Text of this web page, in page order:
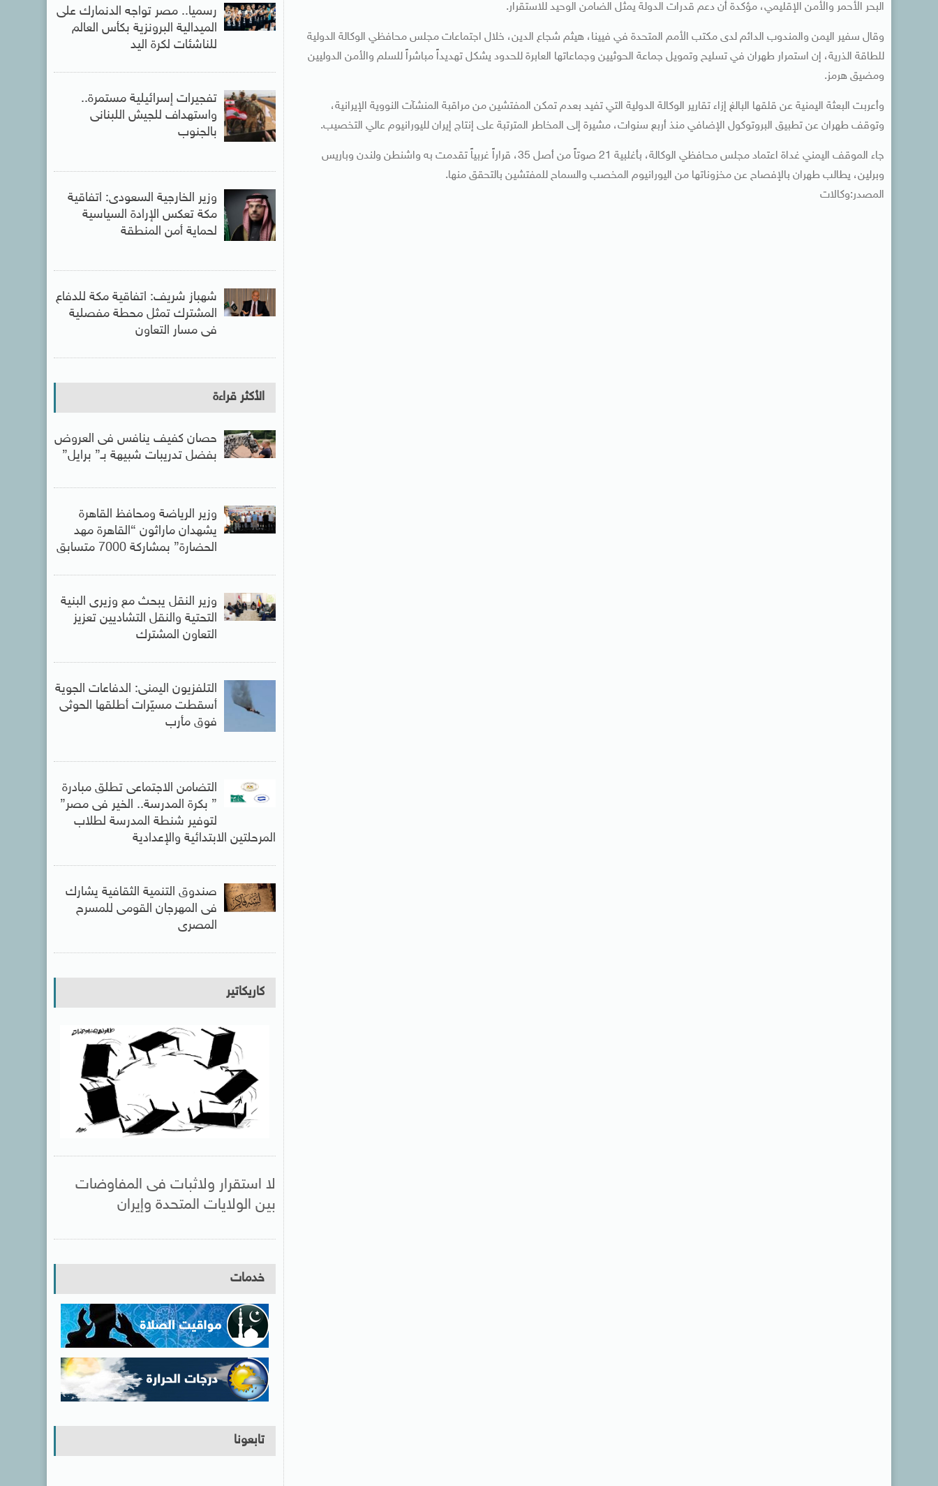
البحر الأحمر والأمن الإقليمي، مؤكدة أن دعم قدرات الدولة يمثل الضامن الوحيد للاستقرار.
وقال سفير اليمن والمندوب الدائم لدى مكتب الأمم المتحدة في فيينا، هيثم شجاع الدين، خلال اجتماعات مجلس محافظي الوكالة الدولية
للطاقة الذرية، إن استمرار طهران في تسليح وتمويل جماعة الحوثيين وجماعاتها العابرة للحدود يشكل تهديداً مباشراً للسلم والأمن الدوليين
ومضيق هرمز.
وأعربت البعثة اليمنية عن قلقها البالغ إزاء تقارير الوكالة الدولية التي تفيد بعدم تمكن المفتشين من مراقبة المنشآت النووية الإيرانية،
وتوقف طهران عن تطبيق البروتوكول الإضافي منذ أربع سنوات، مشيرة إلى المخاطر المترتبة على إنتاج إيران لليورانيوم عالي التخصيب.
جاء الموقف اليمني غداة اعتماد مجلس محافظي الوكالة، بأغلبية 21 صوتاً من أصل 35، قراراً غربياً تقدمت به واشنطن ولندن وباريس
وبرلين، يطالب طهران بالإفصاح عن مخزوناتها من اليورانيوم المخصب والسماح للمفتشين بالتحقق منها.
المصدر:وكالات
رسميا.. مصر تواجه الدنمارك على
الميدالية البرونزية بكأس العالم
للناشئات لكرة اليد
تفجيرات إسرائيلية مستمرة..
واستهداف للجيش اللبنانى
بالجنوب
وزير الخارجية السعودى: اتفاقية
مكة تعكس الإرادة السياسية
لحماية أمن المنطقة
شهباز شريف: اتفاقية مكة للدفاع
المشترك تمثل محطة مفصلية
فى مسار التعاون
الأكثر قراءة
حصان كفيف ينافس فى العروض
بفضل تدريبات شبيهة بـ” برايل”
وزير الرياضة ومحافظ القاهرة
يشهدان ماراثون “القاهرة مهد
الحضارة” بمشاركة 7000 متسابق
وزير النقل يبحث مع وزيرى البنية
التحتية والنقل التشاديين تعزيز
التعاون المشترك
التلفزيون اليمنى: الدفاعات الجوية
أسقطت مسيّرات أطلقها الحوثى
فوق مأرب
التضامن الاجتماعى تطلق مبادرة
” بكرة المدرسة.. الخير فى مصر”
لتوفير شنطة المدرسة لطلاب
المرحلتين الابتدائية والإعدادية
صندوق التنمية الثقافية يشارك
فى المهرجان القومى للمسرح
المصرى
كاريكاتير
لا استقرار ولاثبات فى المفاوضات
بين الولايات المتحدة وإيران
خدمات
تابعونا